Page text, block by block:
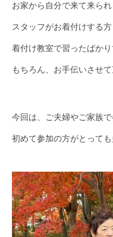
お家から自分で来て来られ
スタッフがお着付けする方
着付け教室で習ったばか
もちろん、お手伝いさせ
今回は、ご夫婦やご家族で
初めて参加の方がとって